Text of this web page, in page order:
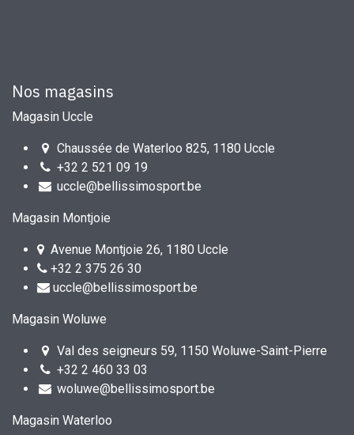
Nos magasins
Magasin Uccle
Chaussée de Waterloo 825, 1180 Uccle
+32 2 521 09 19
uccle@bellissimosport.be
Magasin Montjoie
Avenue Montjoie 26, 1180 Uccle
+32 2 375 26 30
uccle@bellissimosport.be
Magasin Woluwe
Val des seigneurs 59, 1150 Woluwe-Saint-Pierre
+32 2 460 33 03
woluwe@bellissimosport.be
Magasin Waterloo